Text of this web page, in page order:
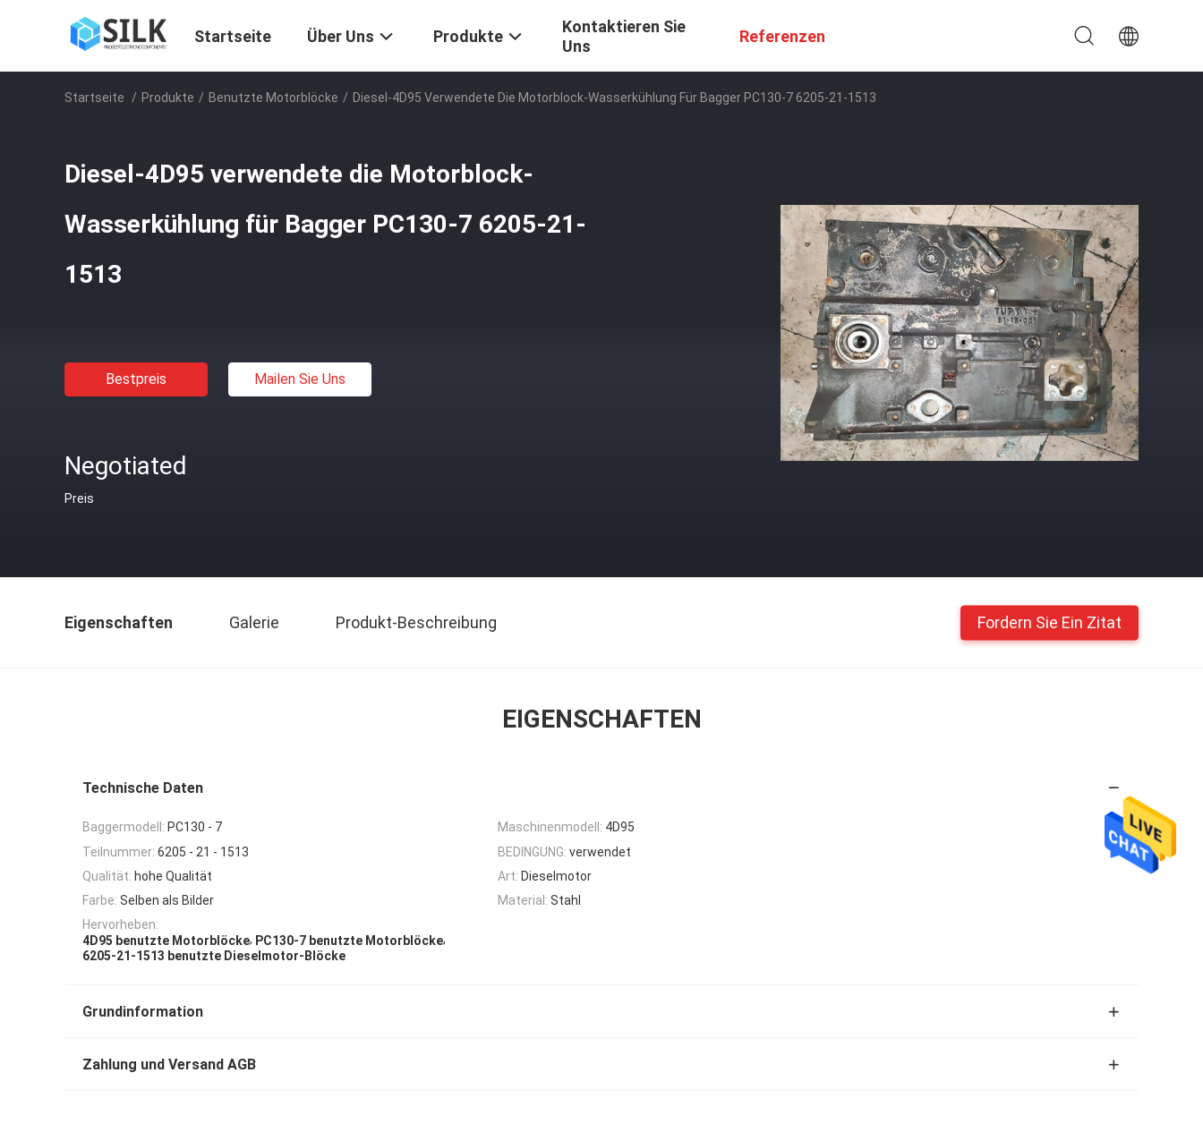
Startseite Über Uns Produkte
Kontaktieren Sie
Uns
Referenzen
Startseite / Produkte / Benutzte Motorblöcke / Diesel-4D95 Verwendete Die Motorblock-Wasserkühlung Für Bagger PC130-7 6205-21-1513
Diesel-4D95 verwendete die Motorblock-
Wasserkühlung für Bagger PC130-7 6205-21-
1513
Bestpreis Mailen Sie Uns
Negotiated
Preis
Eigenschaften Galerie Produkt-Beschreibung Fordern Sie Ein Zitat
EIGENSCHAFTEN
Technische Daten
Baggermodell: PC130 - 7 Maschinenmodell: 4D95
Teilnummer: 6205 - 21 - 1513 BEDINGUNG: verwendet
Qualität: hohe Qualität Art: Dieselmotor
Farbe: Selben als Bilder Material: Stahl
Hervorheben:
4D95 benutzte Motorblöcke, PC130-7 benutzte Motorblöcke,
6205-21-1513 benutzte Dieselmotor-Blöcke
Grundinformation
Zahlung und Versand AGB